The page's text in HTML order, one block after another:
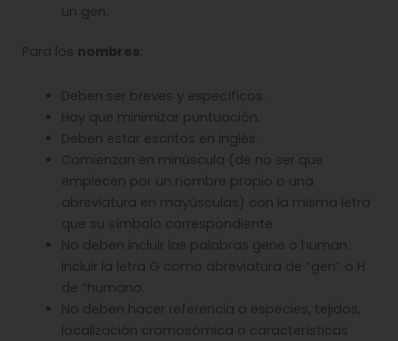
un gen.
Para los nombres:
Deben ser breves y específicos.
Hay que minimizar puntuación.
Deben estar escritos en inglés.
Comienzan en minúscula (de no ser que
empiecen por un nombre propio o una
abreviatura en mayúsculas) con la misma letra
que su símbolo correspondiente
No deben incluir las palabras gene o human.
incluir la letra G como abreviatura de “gen” o H
de “humano.
No deben hacer referencia a especies, tejidos,
localización cromosómica o características